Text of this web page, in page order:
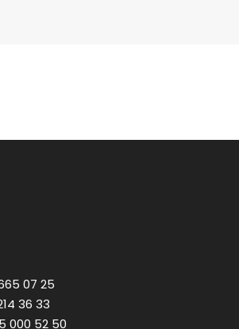
07 25
36 33
000 52 50